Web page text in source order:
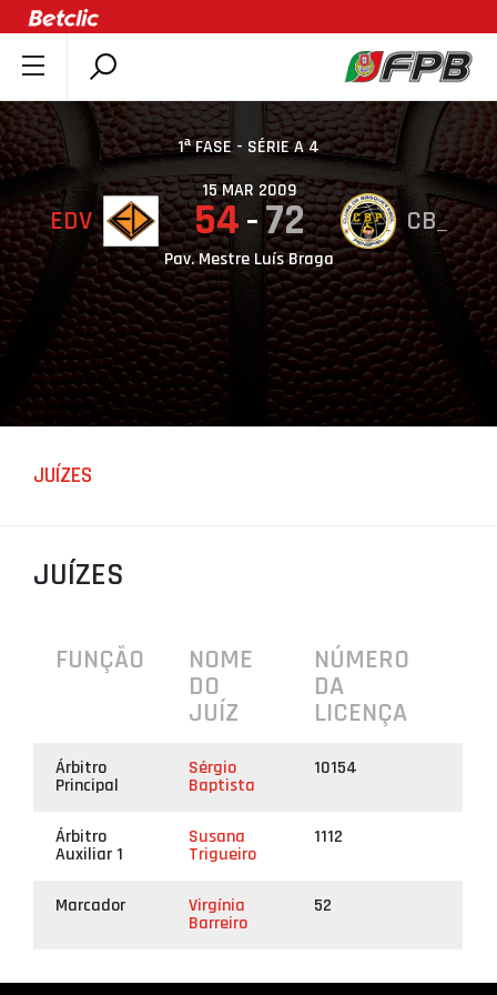
SOBRE A FPB
DOCUMENTOS
ÚLTIMAS
COMPETIÇÕES
ASSOCIAÇÕES
CLUBES
AGENTES
AGENDA
SELEÇÕES
ÁREA TÉCNICA
LIGA BETCLIC MASCULINA
1ª FASE - SÉRIE A 4
15 MAR 2009
EDV 54 72 CB_
Pav. Mestre Luís Braga
JUÍZES
JUÍZES
FUNÇÃO
NOME
DO
JUÍZ
NÚMERO
DA
LICENÇA
Árbitro
Principal
Sérgio
Baptista
10154
Árbitro
Auxiliar 1
Susana
Trigueiro
1112
Marcador Virgínia
Barreiro
52